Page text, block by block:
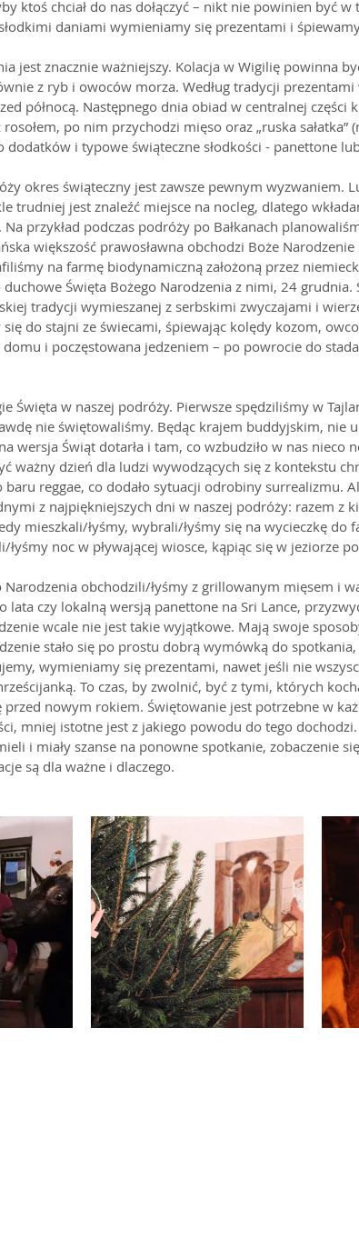
ktoś chciał do nas dołączyć – nikt nie powinien być
daniami wymieniamy się prezentami i
jest znacznie ważniejszy. Kolacja w Wigilię powinna
z ryb i owoców morza. Według tradycji
północą. Następnego dnia obiad w centralnej części
po nim przychodzi mięso oraz „ruska sałatka”
dodatków i typowe świąteczne słodkości - panettone
okres świąteczny jest zawsze pewnym wyzwaniem.
trudniej jest znaleźć miejsce na nocleg, dlatego
przykład podczas podróży po Bałkanach
większość prawosławna obchodzi Boże
na farmę biodynamiczną założoną przez
Święta Bożego Narodzenia z nimi, 24 grudnia.
tradycji wymieszanej z serbskimi zwyczajami i
do stajni ze świecami, śpiewając kolędy kozom,
domu i poczęstowana jedzeniem – po powrocie do
Święta w naszej podróży. Pierwsze spędziliśmy w
nie świętowaliśmy. Będąc krajem buddyjskim, nie
wersja Świąt dotarła i tam, co wzbudziło w nas nieco
ważny dzień dla ludzi wywodzących się z kontekstu
baru reggae, co dodało sytuacji odrobiny surrealizmu.
z najpiękniejszych dni w naszej podróży: razem z
mieszkali/łyśmy, wybrali/łyśmy się na wycieczkę do
łyśmy noc w pływającej wiosce, kąpiąc się w jeziorze
Narodzenia obchodzili/łyśmy z grillowanym mięsem i
lata czy lokalną wersją panettone na Sri Lance,
wcale nie jest takie wyjątkowe. Mają swoje
stało się po prostu dobrą wymówką do
wymieniamy się prezentami, nawet jeśli nie
To czas, by zwolnić, być z tymi, których
przed nowym rokiem. Świętowanie jest potrzebne w
mniej istotne jest z jakiego powodu do tego
i miały szanse na ponowne spotkanie, zobaczenie
są dla ważne i dlaczego.